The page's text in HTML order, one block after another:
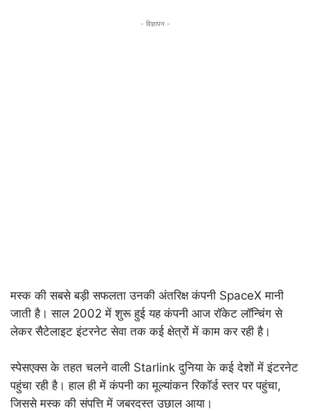
- विज्ञापन -
मस्क की सबसे बड़ी सफलता उनकी अंतरिक्ष कंपनी SpaceX मानी
जाती है। साल 2002 में शुरू हुई यह कंपनी आज रॉकेट लॉन्चिंग से
लेकर सैटेलाइट इंटरनेट सेवा तक कई क्षेत्रों में काम कर रही है।
स्पेसएक्स के तहत चलने वाली Starlink दुनिया के कई देशों में इंटरनेट
पहुंचा रही है। हाल ही में कंपनी का मूल्यांकन रिकॉर्ड स्तर पर पहुंचा,
जिससे मस्क की संपत्ति में जबरदस्त उछाल आया।